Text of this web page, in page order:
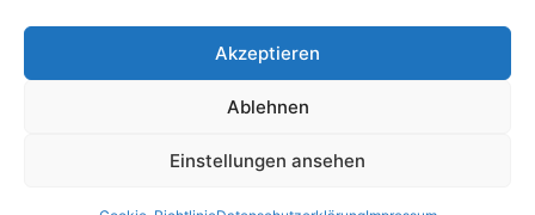
Akzeptieren
Ablehnen
Einstellungen ansehen
Haltestelle
Nibelungenplatz/FH
Datenschutzerklärung